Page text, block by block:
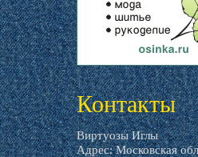
livemaster.ru
Контакты
Виртуозы Иглы
Адрес: Московская